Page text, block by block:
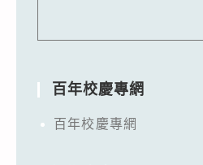
百年校慶專網
百年校慶專網